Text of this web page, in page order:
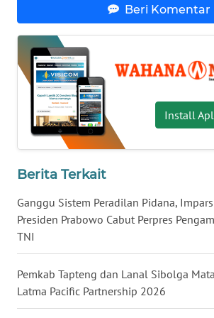
Beri Komentar
Install
Berita Terkait
Ganggu Sistem Peradilan Pidana,
Presiden Prabowo Cabut Perpres
TNI
Pemkab Tapteng dan Lanal Sibolga
Latma Pacific Partnership 2026
WN
JATENG
WN
NUSANTARA
WN
JATIM
WN
WN
KALBAR